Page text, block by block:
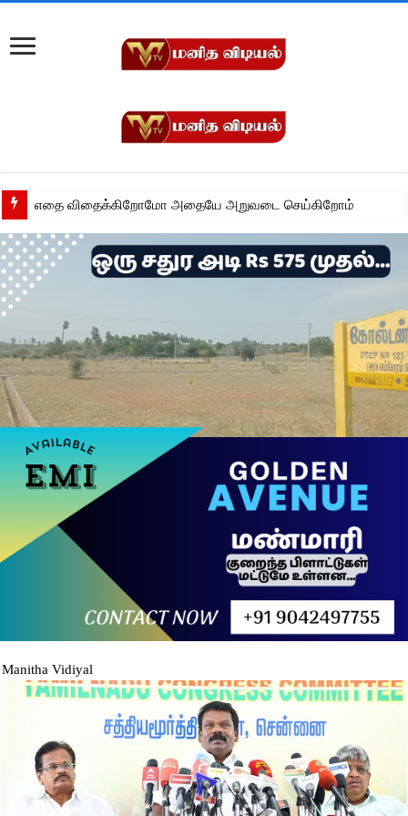
எதை விதைக்கிறோமோ அதையே அறுவடை செய்கிறோம்
Manitha Vidiyal